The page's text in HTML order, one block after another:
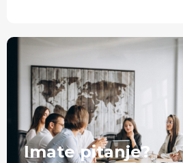
Imate pitanje?